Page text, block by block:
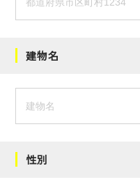
建物名
性別